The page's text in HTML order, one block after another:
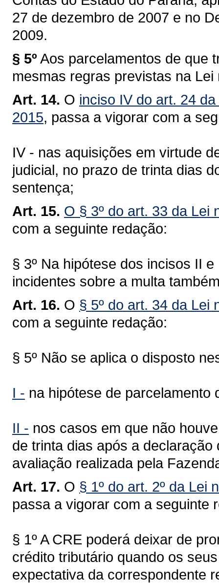
27 de dezembro de 2007 e no
2009.
§ 5º Aos parcelamentos de que
mesmas regras previstas na Lei
Art. 14. O inciso IV do art. 24
2015, passa a vigorar com a
IV - nas aquisições em virtude
judicial, no prazo de trinta dias
sentença;
Art. 15. O § 3º do art. 33 da Lei
com a seguinte redação:
§ 3º Na hipótese dos incisos II
incidentes sobre a multa
Art. 16. O § 5º do art. 34 da Lei
com a seguinte redação:
§ 5º Não se aplica o disposto
I - na hipótese de parcelamento
II - nos casos em que não
de trinta dias após a
avaliação realizada pela
Art. 17. O § 1º do art. 2º da Lei
passa a vigorar com a seguinte
§ 1º A CRE poderá deixar de
crédito tributário quando os
expectativa da correspondente